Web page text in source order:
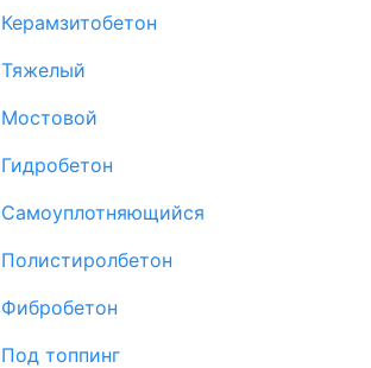
Керамзитобетон
Тяжелый
Мостовой
Гидробетон
Самоуплотняющийся
Полистиролбетон
Фибробетон
Под топпинг